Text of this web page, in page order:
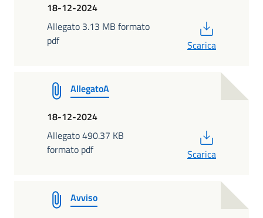
18-12-2024
Allegato 3.13 MB formato
pdf
Scarica
AllegatoA
18-12-2024
Allegato 490.37 KB
formato pdf
Scarica
Avviso